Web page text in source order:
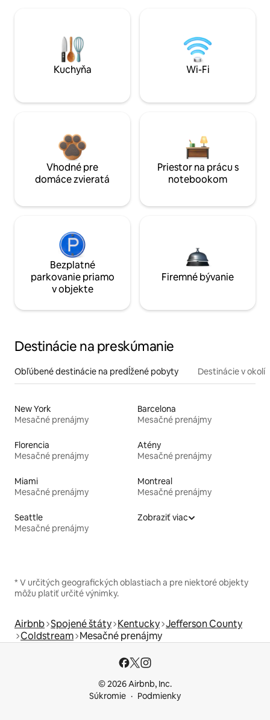
Kuchyňa Wi-Fi
Vhodné pre
domáce zvieratá
Priestor na prácu s
notebookom
Bezplatné
parkovanie priamo
v objekte
Firemné bývanie
Destinácie na preskúmanie
Obľúbené destinácie na predĺžené pobyty Destinácie v okolí
New York
Mesačné prenájmy
Barcelona
Mesačné prenájmy
Florencia
Mesačné prenájmy
Atény
Mesačné prenájmy
Miami
Mesačné prenájmy
Montreal
Mesačné prenájmy
Seattle
Mesačné prenájmy
Zobraziť viac
* V určitých geografických oblastiach a pre niektoré objekty
môžu platiť určité výnimky.
Airbnb Spojené štáty Kentucky Jefferson County
Coldstream Mesačné prenájmy
© 2026 Airbnb, Inc.
Súkromie
Podmienky